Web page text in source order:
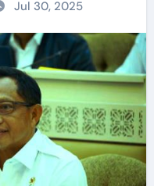
Jul 30, 2025